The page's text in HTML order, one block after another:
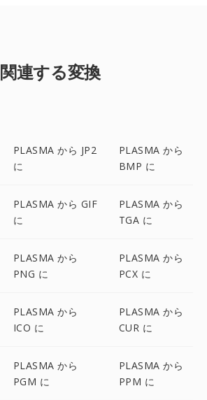
関連する変換
PLASMA から JP2
に
PLASMA から
BMP に
PLASMA から GIF
に
PLASMA から
TGA に
PLASMA から
PNG に
PLASMA から
PCX に
PLASMA から
ICO に
PLASMA から
CUR に
PLASMA から
PGM に
PLASMA から
PPM に